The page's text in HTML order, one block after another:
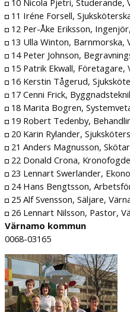
11 Iréne Forsell,
12 Per-Åke Eriksson,
13 Ulla Winton, Barnmorska,
14 Peter Johnson,
15 Patrik Ekwall, Företagare,
16 Kerstin Tågerud,
17 Cenni Frick,
18 Marita Bogren,
19 Robert Tedenby,
20 Karin Rylander,
21 Anders Magnusson,
22 Donald Crona,
23 Lennart Swerlander,
24 Hans Bengtsson,
25 Alf Svensson, Säljare,
26 Lennart Nilsson, Pastor,
Värnamo kommun
0068-03165